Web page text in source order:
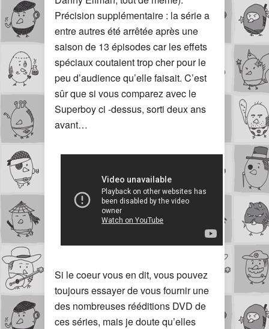
Précision supplémentaire : la série a
entre autres été arrêtée après une
saison de 13 épisodes car les effets
spéciaux coutaient trop cher pour le
peu d’audience qu’elle faisait. C’est
sûr que si vous comparez avec le
Superboy ci -dessus, sorti deux ans
avant…
Si le coeur vous en dit, vous pouvez
toujours essayer de vous fournir une
des nombreuses rééditions DVD de
ces séries, mais je doute qu’elles